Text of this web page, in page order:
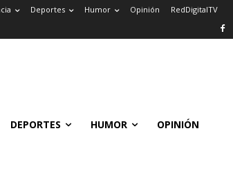
Deportes Humor Opinión RedDigitalTV
DEPORTES HUMOR OPINIÓN